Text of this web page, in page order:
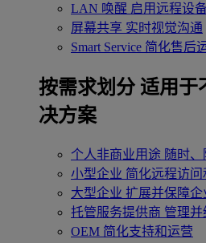
LAN 唤醒 启用远程设
屏幕共享 实时视觉沟通
Smart Service 简化售后
按需求划分 适用于
决方案
个人非商业用途 随时
小型企业 简化远程访问
大型企业 扩展并保障
托管服务提供商 管理
OEM 简化支持和运营